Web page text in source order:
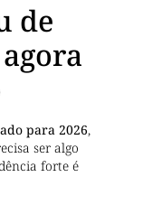
de
para 2026,
ser algo
forte é